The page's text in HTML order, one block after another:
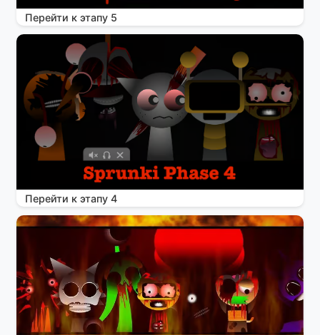
Перейти к этапу 5
Перейти к этапу 4